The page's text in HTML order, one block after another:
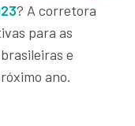
? A corretora
para as
e
ano.